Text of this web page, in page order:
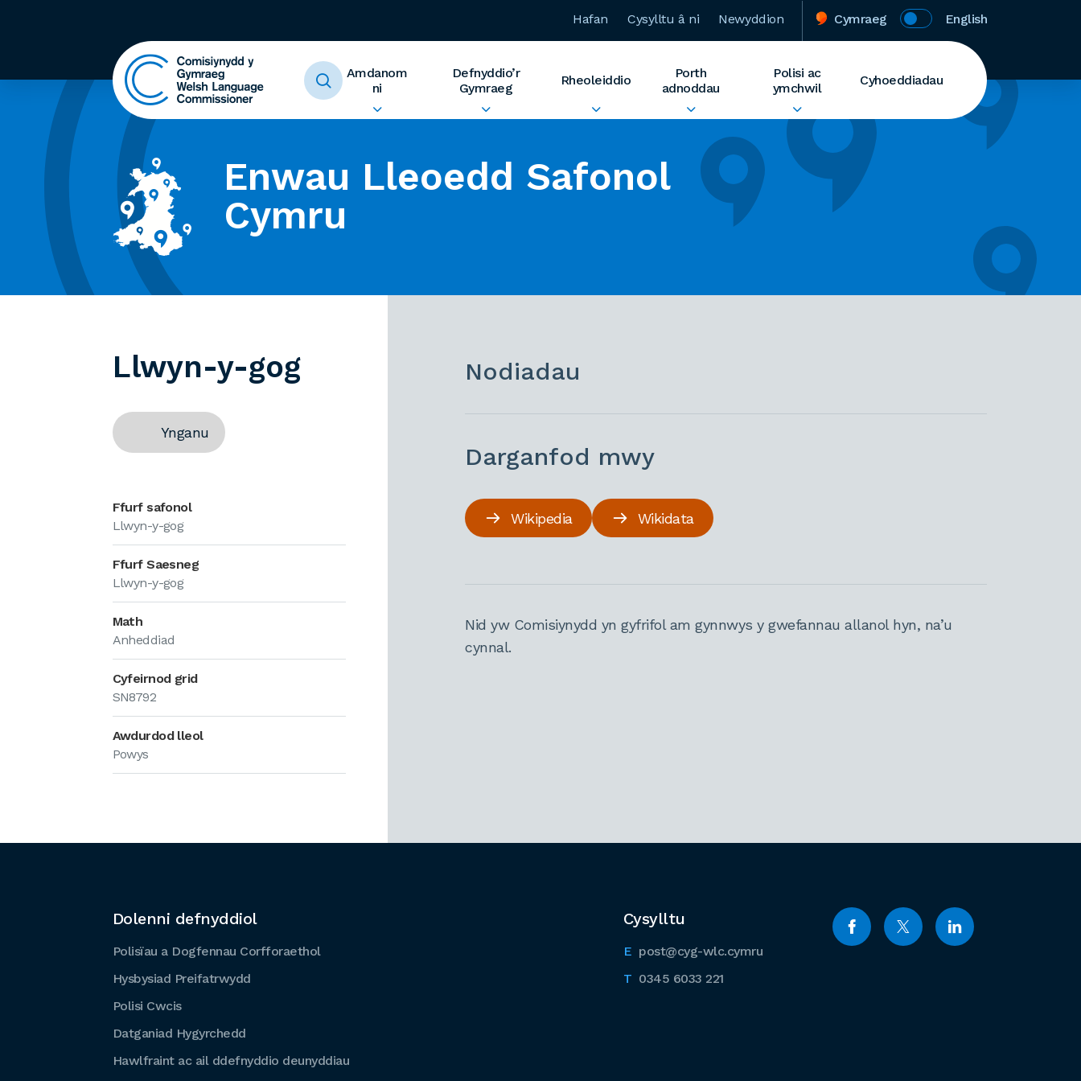
Hafan Cysylltu â ni Newyddion Cymraeg English
Amdanom
ni
Defnyddio’r
Gymraeg
Rheoleiddio
Porth
adnoddau
Polisi ac
ymchwil
Cyhoeddiadau
Enwau Lleoedd Safonol
Cymru
Llwyn-y-gog
Ynganu
Ffurf safonol
Llwyn-y-gog
Ffurf Saesneg
Llwyn-y-gog
Math
Anheddiad
Cyfeirnod grid
SN8792
Awdurdod lleol
Powys
Nodiadau
Darganfod mwy
Wikipedia Wikidata
Nid yw Comisiynydd yn gyfrifol am gynnwys y gwefannau allanol hyn, na’u
cynnal.
Cysylltu
post@cyg-wlc.cymru
0345 6033 221
Dolenni defnyddiol
Polisïau a Dogfennau Corfforaethol
Hysbysiad Preifatrwydd
Polisi Cwcis
Datganiad Hygyrchedd
Hawlfraint ac ail ddefnyddio deunyddiau